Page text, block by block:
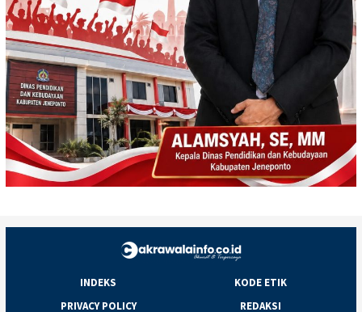
INDEKS
KODE ETIK
PRIVACY POLICY
REDAKSI